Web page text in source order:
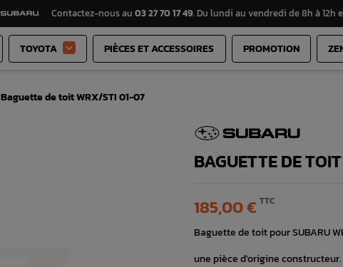
Contactez-nous au 03 27 70 17 49. Du lundi au vendredi de 8h à 12h
TOYOTA  PIÈCES ET ACCESSOIRES PROMOTION
Baguette de toit WRX/STI 01-07
BAGUETTE DE
185,00 € TTC
Baguette de toit pour SUBARU
une pièce d'origine constructeur.